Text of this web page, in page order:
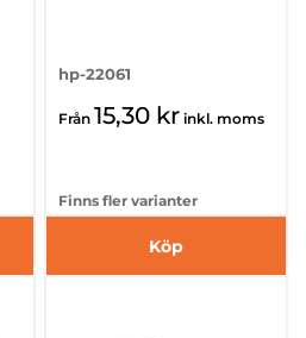
hp-22061
Från 15,30 kr inkl. moms
Finns fler varianter
Köp